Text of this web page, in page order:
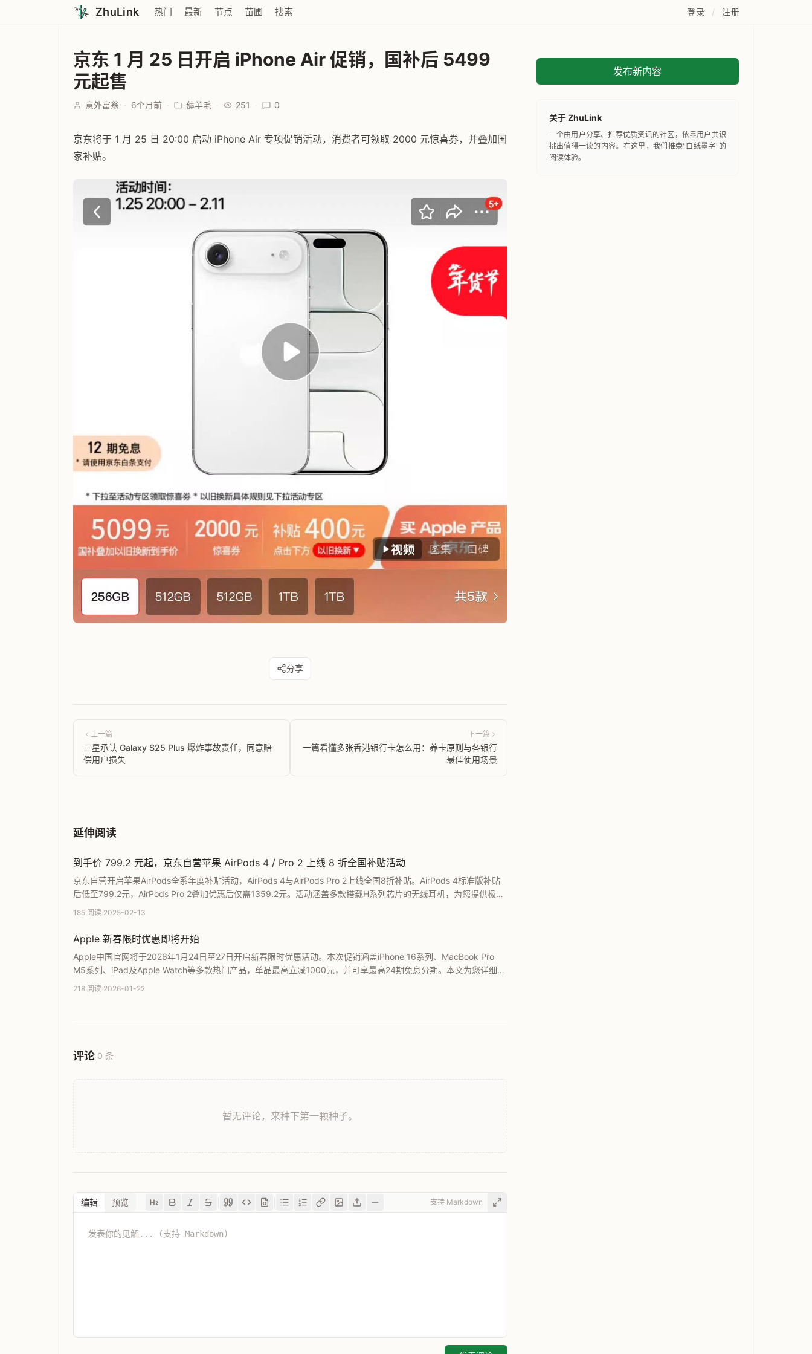
ZhuLink 热门 最新 节点 苗圃 搜索 登录 / 注册
京东 1 月 25 日开启 iPhone Air 促销，国补后 5499
元起售
意外富翁 · 6个月前 · 薅羊毛 · 251 · 0
京东将于 1 月 25 日 20:00 启动 iPhone Air 专项促销活动，消费者可领取 2000 元惊喜券，并叠加国
家补贴。
分享
上一篇
三星承认 Galaxy S25 Plus 爆炸事故责任，同意赔
偿用户损失
下一篇
一篇看懂多张香港银行卡怎么用：养卡原则与各银行
最佳使用场景
延伸阅读
到手价 799.2 元起，京东自营苹果 AirPods 4 / Pro 2 上线 8 折全国补贴活动
京东自营开启苹果AirPods全系年度补贴活动，AirPods 4与AirPods Pro 2上线全国8折补贴。AirPods 4标准版补贴
后低至799.2元，AirPods Pro 2叠加优惠后仅需1359.2元。活动涵盖多款搭载H系列芯片的无线耳机，为您提供极具
性价比的降噪耳机选购指南与直达购买链接。
185 阅读·2025-02-13
Apple 新春限时优惠即将开始
Apple中国官网将于2026年1月24日至27日开启新春限时优惠活动。本次促销涵盖iPhone 16系列、MacBook Pro
M5系列、iPad及Apple Watch等多款热门产品，单品最高立减1000元，并可享最高24期免息分期。本文为您详细汇
总了各项产品优惠力度，助您把握一年一度的苹果官方降价良机。
218 阅读·2026-01-22
评论 0 条
暂无评论，来种下第一颗种子。
编辑 预览 支持 Markdown
发布新内容
关于 ZhuLink
一个由用户分享、推荐优质资讯的社区，依靠用户共识
挑出值得一读的内容。在这里，我们推崇"白纸墨字"的
阅读体验。